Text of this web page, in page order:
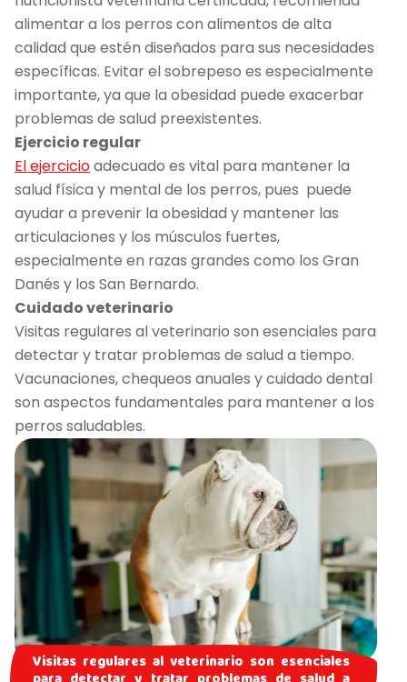
alimentar a los perros con alimentos de alta
calidad que estén diseñados para sus necesidades
específicas. Evitar el sobrepeso es especialmente
importante, ya que la obesidad puede exacerbar
problemas de salud preexistentes.
Ejercicio regular
El ejercicioadecuado es vital para mantener la
salud física y mental de los perros, pues puede
ayudar a prevenir la obesidad y mantener las
articulaciones y los músculos fuertes,
especialmente en razas grandes como los Gran
Danés y los San Bernardo.
Cuidado veterinario
Visitas regulares al veterinario son esenciales para
detectar y tratar problemas de salud a tiempo.
Vacunaciones, chequeos anuales y cuidado dental
son aspectos fundamentales para mantener a los
perros saludables.
Visitas regulares al veterinario son esenciales